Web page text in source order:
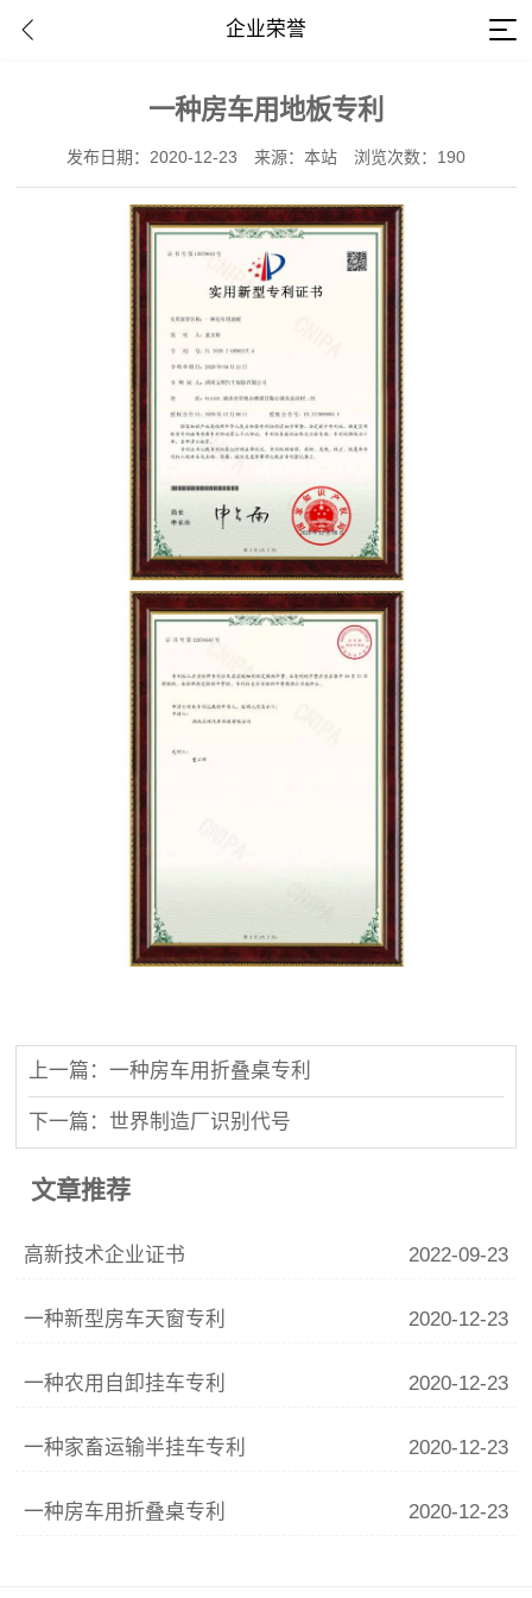
企业荣誉
一种房车用地板专利
发布日期：2020-12-23 来源：本站 浏览次数：190
上一篇：一种房车用折叠桌专利
下一篇：世界制造厂识别代号
文章推荐
高新技术企业证书 2022-09-23
一种新型房车天窗专利 2020-12-23
一种农用自卸挂车专利 2020-12-23
一种家畜运输半挂车专利 2020-12-23
一种房车用折叠桌专利 2020-12-23